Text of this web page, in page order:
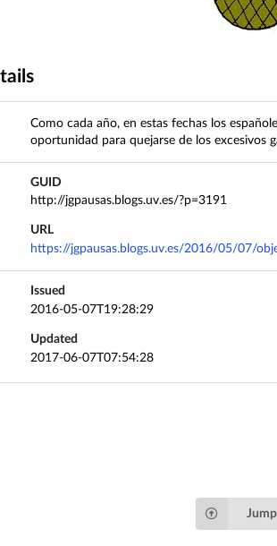
Como cada año, en estas fechas los
oportunidad para quejarse de los excesivos
GUID
http://jgpausas.blogs.uv.es/?p=3191
URL
https://jgpausas.blogs.uv.es/2016/05/07/
Issued
2016-05-07T19:28:29
Updated
2017-06-07T07:54:28